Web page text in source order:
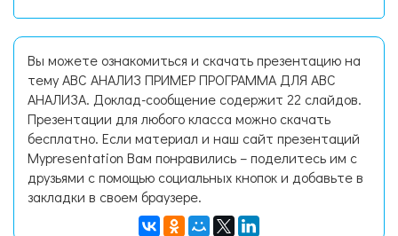
Вы можете ознакомиться и скачать презентацию на
тему ABC АНАЛИЗ ПРИМЕР ПРОГРАММА ДЛЯ ABC
АНАЛИЗА. Доклад-сообщение содержит 22 слайдов.
Презентации для любого класса можно скачать
бесплатно. Если материал и наш сайт презентаций
Mypresentation Вам понравились – поделитесь им с
друзьями с помощью социальных кнопок и добавьте в
закладки в своем браузере.